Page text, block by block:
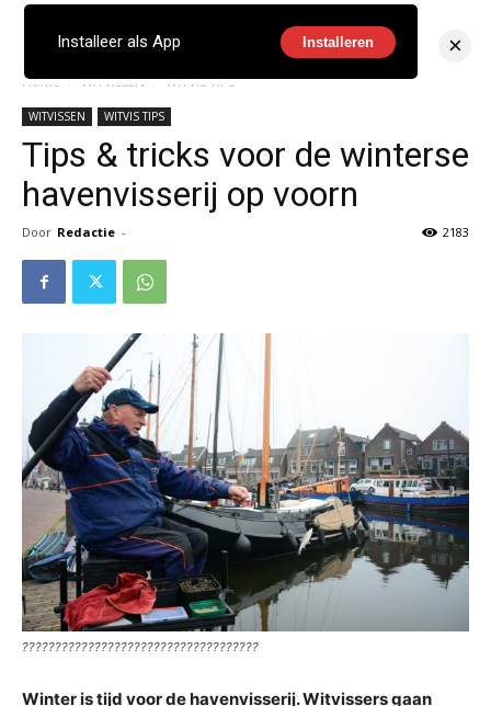
Home WITVISSEN WITVIS TIPS
WITVISSEN WITVIS TIPS
Tips & tricks voor de winterse
havenvisserij op voorn
Door Redactie - 2183
????????????????????????????????????
Winter is tijd voor de havenvisserij. Witvissers gaan
Installeer als App Installeren ×